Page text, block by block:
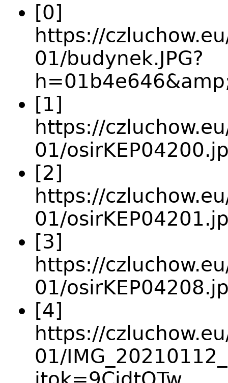
[0]
https://
01/budynek.JPG?
[1]
https://
01/
[2]
https://
01/
[3]
https://
01/
[4]
https://
01/